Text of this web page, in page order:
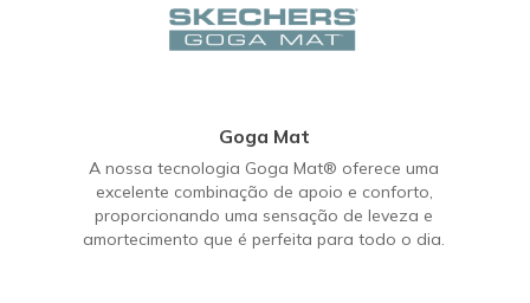
Goga Mat
A nossa tecnologia Goga Mat® oferece uma
excelente combinação de apoio e conforto,
proporcionando uma sensação de leveza e
amortecimento que é perfeita para todo o dia.